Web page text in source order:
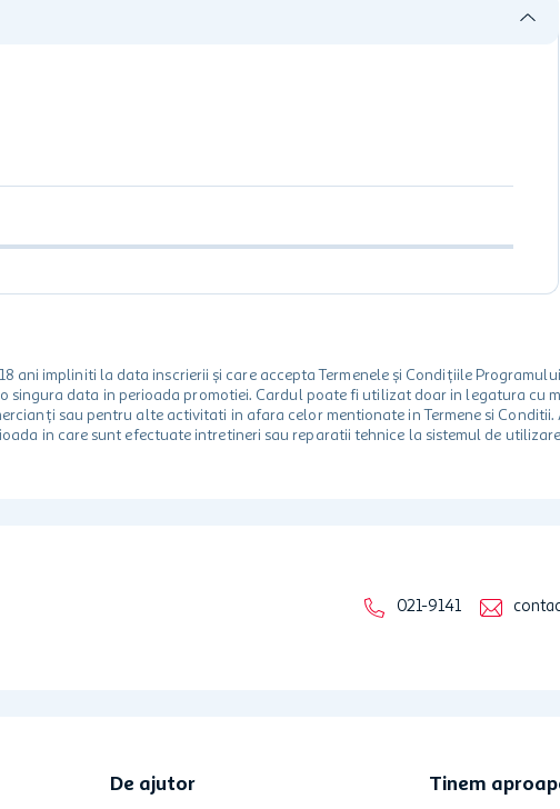
ani impliniti la data inscrierii și care accepta Termenele și Condițiile
data in perioada promotiei. Cardul poate fi utilizat doar in legatura cu
sau pentru alte activitati in afara celor mentionate in Termene si Conditii.
in care sunt efectuate intretineri sau reparatii tehnice la sistemul de
021-9141
De ajutor Tinem